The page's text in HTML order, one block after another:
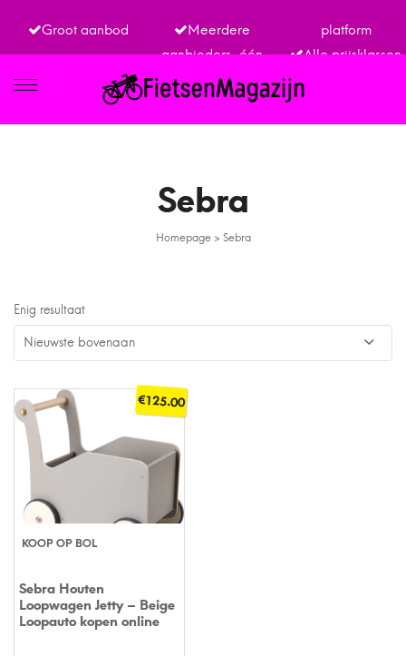
Groot aanbod
Meerdere
aanbieders, één
platform
Alle prijsklassen
Sebra
Homepage > Sebra
Enig resultaat
KOOP OP BOL
Sebra Houten
Loopwagen Jetty – Beige
Loopauto kopen online
€125.00